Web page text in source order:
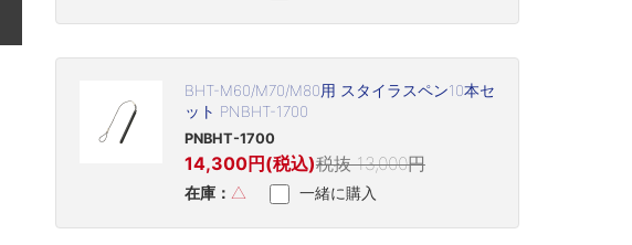
BHT-M60/M70/M80用 スタイラスペン10本セ
ット PNBHT-1700
PNBHT-1700
14,300円(税込)税抜 13,000円
在庫： △ 一緒に購入